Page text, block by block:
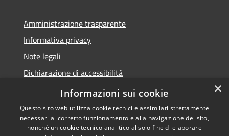
Amministrazione trasparente
Informativa privacy
Note legali
Dichiarazione di accessibilità
Meccanismo di Feedback
×
Informazioni sui cookie
Questo sito web utilizza cookie tecnici e assimilati strettamente
necessari al corretto funzionamento e alla navigazione del sito,
nonché un cookie tecnico analitico al solo fine di elaborare